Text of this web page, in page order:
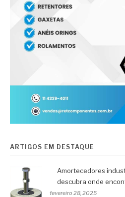
ARTIGOS EM DESTAQUE
Amortecedores
descubra onde
fevereiro 28, 2025